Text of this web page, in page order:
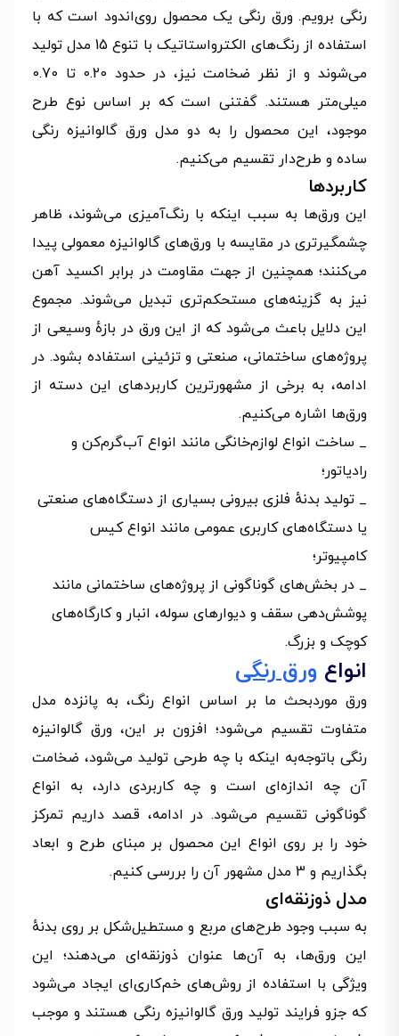
رنگی برویم. ورق رنگی یک محصول روی‌اندود است که با
استفاده از رنگ‌های الکترواستاتیک با تنوع 15 مدل تولید
می‌شوند و از نظر ضخامت نیز، در حدود 0.20 تا 0.70
میلی‌متر هستند. گفتنی است که بر اساس نوع طرح
موجود، این محصول را به دو مدل ورق گالوانیزه رنگی
ساده و طرح‌دار تقسیم می‌کنیم.
کاربردها
این ورق‌ها به سبب اینکه با رنگ‌آمیزی می‌شوند، ظاهر
چشمگیرتری در مقایسه با ورق‌های گالوانیزه معمولی پیدا
می‌کنند؛ همچنین از جهت مقاومت در برابر اکسید آهن
نیز به گزینه‌های مستحکم‌تری تبدیل می‌شوند. مجموع
این دلایل باعث می‌شود که از این ورق در بازهٔ وسیعی از
پروژه‌های ساختمانی، صنعتی و تزئینی استفاده بشود. در
ادامه، به برخی از مشهورترین کاربردهای این دسته از
ورق‌ها اشاره می‌کنیم.
_ ساخت انواع لوازم‌خانگی مانند انواع آب‌گرم‌کن و
رادیاتور؛
_ تولید بدنهٔ فلزی بیرونی بسیاری از دستگاه‌های صنعتی
یا دستگاه‌های کاربری عمومی مانند انواع کیس
کامپیوتر؛
_ در بخش‌های گوناگونی از پروژه‌های ساختمانی مانند
پوشش‌دهی سقف و دیوارهای سوله، انبار و کارگاه‌های
کوچک و بزرگ.
انواع ورق رنگی
ورق موردبحث ما بر اساس انواع رنگ، به پانزده مدل
متفاوت تقسیم می‌شود؛ افزون بر این، ورق گالوانیزه
رنگی باتوجه‌به اینکه با چه طرحی تولید می‌شود، ضخامت
آن چه اندازه‌ای است و چه کاربردی دارد، به انواع
گوناگونی تقسیم می‌شود. در ادامه، قصد داریم تمرکز
خود را بر روی انواع این محصول بر مبنای طرح و ابعاد
بگذاریم و 3 مدل مشهور آن را بررسی کنیم.
مدل ذوزنقه‌ای
به سبب وجود طرح‌های مربع و مستطیل‌شکل بر روی بدنهٔ
این ورق‌ها، به آن‌ها عنوان ذوزنقه‌ای می‌دهند؛ این
ویژگی با استفاده از روش‌های خم‌کاری‌ای ایجاد می‌شود
که جزو فرایند تولید ورق گالوانیزه رنگی هستند و موجب